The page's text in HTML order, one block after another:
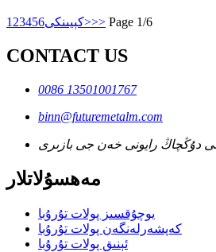
1 23456 كېيىنكى>>> Page 1/6
CONTACT US
0086 13501001767
binn@futuremetalm.com
دۇڭچاڭ رايونى خەن جى بازىرى
مەھسۇلاتلار
يوچۇقسىز پولات تۇرۇبا
كەپشەرلەنگەن پولات تۇرۇبا
ئېنىق پولات تۇرۇبا